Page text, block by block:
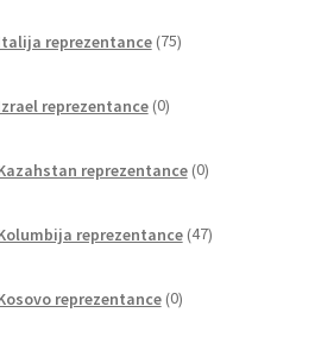
reprezentance 75izdelkov
reprezentance 0izdelkov
reprezentance 0izdelkov
reprezentance 47izdelkov
reprezentance 0izdelkov